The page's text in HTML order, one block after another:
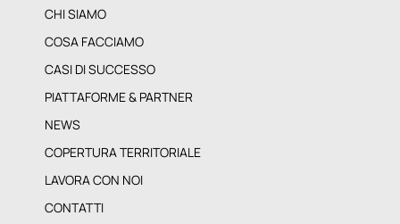
CHI SIAMO
COSA FACCIAMO
CASI DI SUCCESSO
PIATTAFORME & PARTNER
NEWS
COPERTURA TERRITORIALE
LAVORA CON NOI
CONTATTI